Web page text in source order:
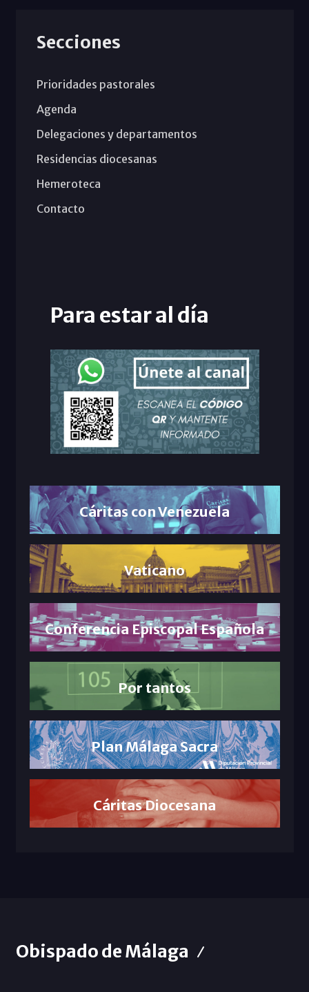
Secciones
Prioridades pastorales
Agenda
Delegaciones y departamentos
Residencias diocesanas
Hemeroteca
Contacto
Para estar al día
Cáritas con Venezuela
Vaticano
Conferencia Episcopal Española
Por tantos
Plan Málaga Sacra
Cáritas Diocesana
Obispado de Málaga